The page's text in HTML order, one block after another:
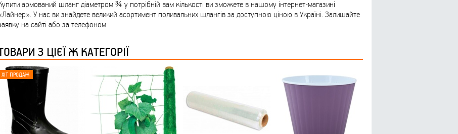
FARGLASS
КОТИКИ (20ШТ/УП) ОФФ 82 ПАННОЧКА
армований шланг діаметром ¾ у потрібній вам кількості ви зможете в нашому інтернет-магазині
У нас ви знайдете великий асортимент поливальних шлангів за доступною ціною в Україні. Залишайте
на сайті або за телефоном.
З ЦІЄЇ Ж КАТЕГОРІЇ